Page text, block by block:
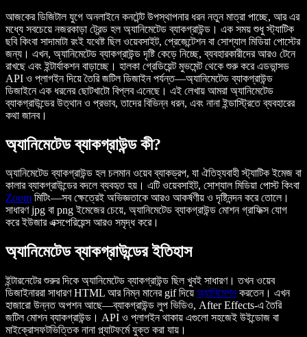
আজকের ডিজিটাল যুগে অনলাইনে কনটেন্ট উপস্থাপনার ধরন নতুন মাত্রা পাচ্ছে, আর এর
মধ্যে সবচেয়ে নজরকাড়া ট্রেন্ড হল অ্যানিমেটেড ব্যাকগ্রাউন্ড। এক সময় শুধু স্ট্যাটিক
ছবি কিংবা সাদামাটা রংই যথেষ্ট ছিল ওয়েবসাইট, প্রেজেন্টেশন বা সোশ্যাল মিডিয়া পোস্টের
জন্য। এখন, অ্যানিমেটেড ব্যাকগ্রাউন্ড দৃষ্টি কেড়ে নিচ্ছে, ব্যবহারকারীদের আরও টেনে
রাখছে এবং ইন্টার্যাকশন বাড়াচ্ছে। হালকা গ্রেডিয়েন্ট মুভমেন্ট থেকে শুরু করে এডভান্সড
API ও প্লাগইন দিয়ে তৈরি জটিল ডিজাইন পর্যন্ত—অ্যানিমেটেড ব্যাকগ্রাউন্ড
ডিজাইনে এক ধরনের ছোটখাটো বিপ্লব এনেছে। এই লেখায় আমরা অ্যানিমেটেড
ব্যাকগ্রাউন্ডের উত্থান ও প্রভাব, তাদের বিভিন্ন ধরন, এবং নানা ইন্ডাস্ট্রিতে ব্যবহারের
কথা জানব।
অ্যানিমেটেড ব্যাকগ্রাউন্ড কী?
অ্যানিমেটেড ব্যাকগ্রাউন্ড হল চলমান ওয়েব ব্যাকড্রপ, যা ঐতিহ্যবাহী স্ট্যাটিক ইমেজ বা
কালার ব্যাকগ্রাউন্ডের বদলে ব্যবহৃত হয়। এটি ওয়েবসাইট, সোশ্যাল মিডিয়া পোস্ট কিংবা
Zoom মিটিং—সব ক্ষেত্রেই অভিজ্ঞতাকে আরও আকর্ষণীয় ও দৃষ্টিনন্দন করে তোলে।
সাধারণ jpg বা png ইমেজের চেয়ে, অ্যানিমেটেড ব্যাকগ্রাউন্ড মোশন গ্রাফিক্স যোগ
করে ইউজার এক্সপেরিয়েন্স আরও সমৃদ্ধ করে।
অ্যানিমেটেড ব্যাকগ্রাউন্ডের ইতিহাস
ইন্টারনেটের শুরুর দিকে অ্যানিমেটেড ব্যাকগ্রাউন্ড ছিল খুবই সাধারণ। তখন ওয়েব
ডিজাইনাররা সাধারণ HTML আর নিম্ন মানের gif দিয়ে অ্যানিমেশনকরতেন। এখন
হাজারো উন্নত অপশন আছে—ব্যাকগ্রাউন্ড লুপ ভিডিও, After Effects-এ তৈরি
জটিল মোশন ব্যাকগ্রাউন্ড। API ও প্লাগইন থাকায় এগুলো সহজেই উইন্ডোজ বা
মাইক্রোসফটভিত্তিক নানা প্ল্যাটফর্মে যুক্ত করা যায়।